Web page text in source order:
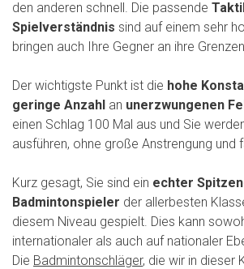
den anderen schnell. Die passende
Spielverständnis sind auf einem sehr
bringen auch Ihre Gegner an ihre
Der wichtigste Punkt ist die hohe
geringe Anzahl an unerzwungenen
einen Schlag 100 Mal aus und Sie
ausführen, ohne große Anstrengung und
Kurz gesagt, Sie sind ein echter
Badmintonspieler der allerbesten
diesem Niveau gespielt. Dies kann
internationaler als auch auf nationaler
Die Badmintonschläger, die wir in dieser